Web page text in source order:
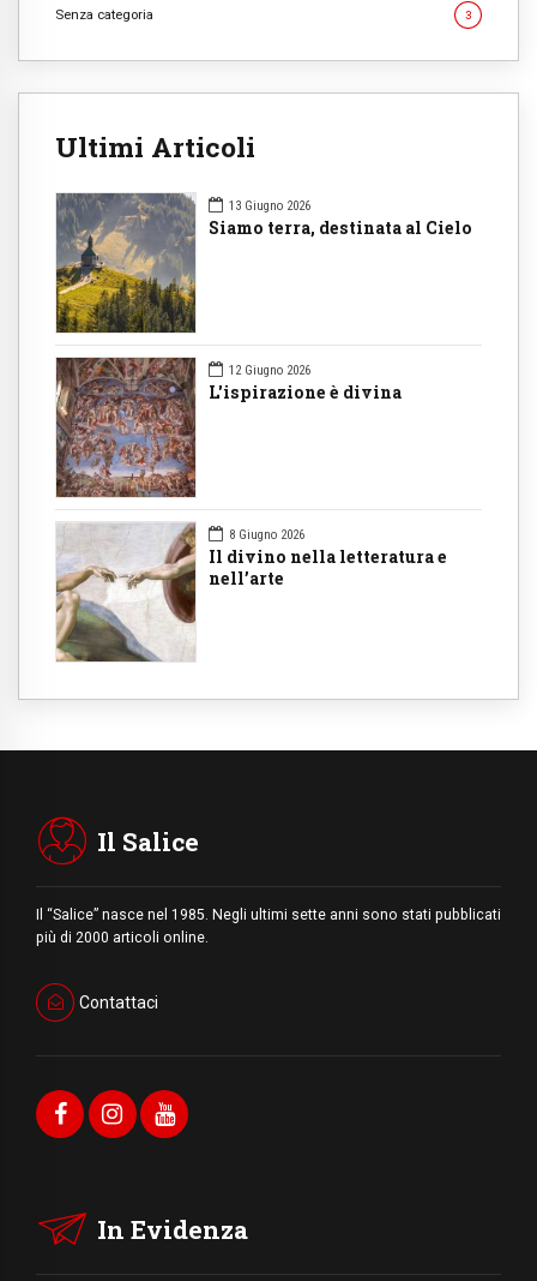
Senza categoria 3
Ultimi Articoli
13 Giugno 2026
Siamo terra, destinata al Cielo
12 Giugno 2026
L'ispirazione è divina
8 Giugno 2026
Il divino nella letteratura e
nell’arte
Il Salice
Il “Salice” nasce nel 1985. Negli ultimi sette anni sono stati pubblicati
più di 2000 articoli online.
Contattaci
In Evidenza